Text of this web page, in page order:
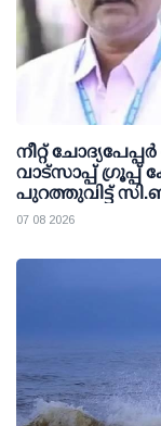
നീറ്റ്
വാട്സാപ്പ് ഗ്രൂപ്പ്
പുറത്തുവിട്ട്
07 08 2026